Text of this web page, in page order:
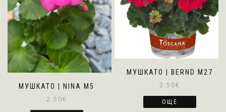
МУШКАТО | NINA M5
2.50€
МУШКАТО | BERND M27
2.50€
ОЩЕ